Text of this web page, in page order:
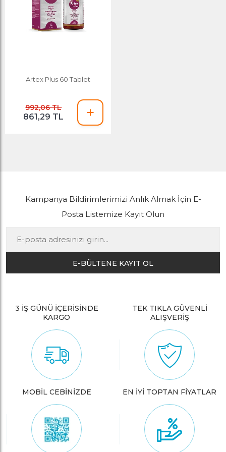
Artex Plus 60 Tablet
992,06 TL
861,29 TL
Kampanya Bildirimlerimizi Anlık Almak İçin E-
Posta Listemize Kayıt Olun
E-BÜLTENE KAYIT OL
3 İŞ GÜNÜ İÇERİSİNDE
KARGO
TEK TIKLA GÜVENLİ
ALIŞVERİŞ
MOBİL CEBİNİZDE EN İYİ TOPTAN FİYATLAR